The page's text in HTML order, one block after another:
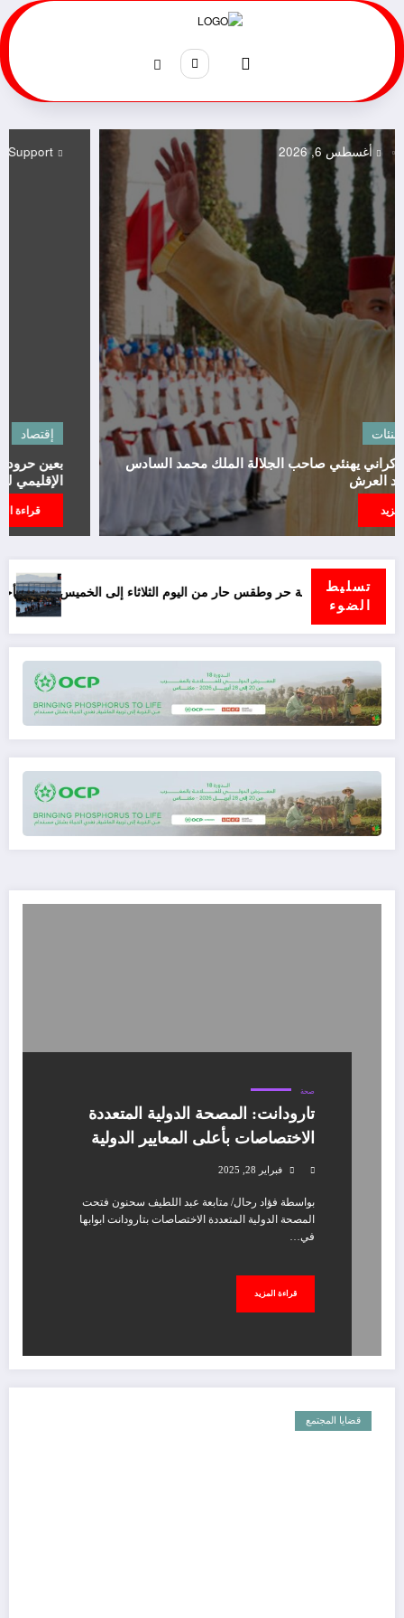
التجاوز
إلى
المحتوى
تهنئات
الرئيس الاوكراني يهنئي صاحب الجلالة الملك محمد السادس
بمناسبة عيد العرش
Support أغسطس 6, 2026
تسليط
الضوء
بعدد من مناطق المملكة
أحداث سبتة.. تقارير إسبانية تنفي تخطيط المغرب لـ«المؤامرة»
صحة
تارودانت: المصحة الدولية المتعددة
الاختصاصات بأعلى المعايير الدولية
فبراير 28, 2025
بواسطة فؤاد رحال/ متابعة عبد اللطيف سحنون فتحت
المصحة الدولية المتعددة الاختصاصات بتارودانت ابوابها
في…
قراءة المزيد
قضايا المجتمع